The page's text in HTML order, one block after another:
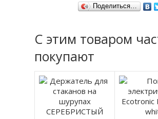
Поделиться…
С этим товаром
покупают